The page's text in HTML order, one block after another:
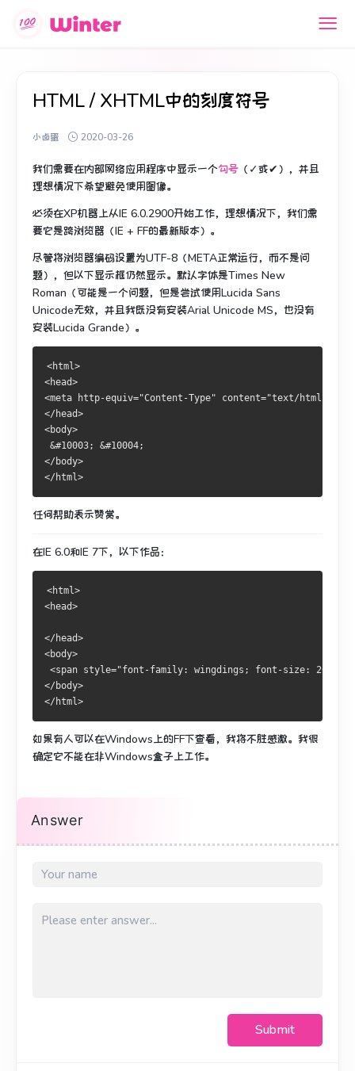
HTML / XHTML中的刻度符号
小卤蛋 2020-03-26
我们需要在内部网络应用程序中显示一个勾号 （✓或✔），并且
理想情况下希望避免使用图像。
必须在XP机器上从IE 6.0.2900开始工作，理想情况下，我们需
要它是跨浏览器（IE + FF的最新版本）。
尽管将浏览器编码设置为UTF-8（META正常运行，而不是问
题），但以下显示框仍然显示。 默认字体是Times New
Roman（可能是一个问题，但是尝试使用Lucida Sans
Unicode无效，并且我既没有安装Arial Unicode MS，也没有
安装Lucida Grande）。
<html>
<head>
<meta http-equiv="Content-Type" content="text/
</head>
<body>
&#10003; &#10004;
</body>
</html>
任何帮助表示赞赏。
在IE 6.0和IE 7下，以下作品：
<html>
<head>
</head>
<body>
<span style="font-family: wingdings; font-size:
</body>
</html>
如果有人可以在Windows上的FF下查看，我将不胜感激。 我很
确定它不能在非Windows盒子上工作。
Answer
Submit